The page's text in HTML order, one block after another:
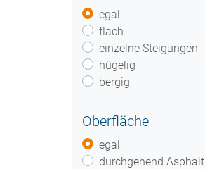
egal
flach
einzelne Steigungen
hügelig
bergig
Oberfläche
egal
durchgehend Asphalt